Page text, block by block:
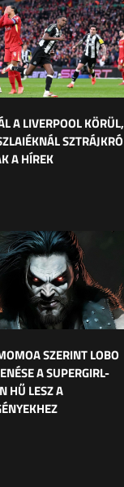
A LIVERPOOL KÖRÜL,
A HÍREK
SZERINT LOBO
A SUPERGIRL-
HŰ LESZ A